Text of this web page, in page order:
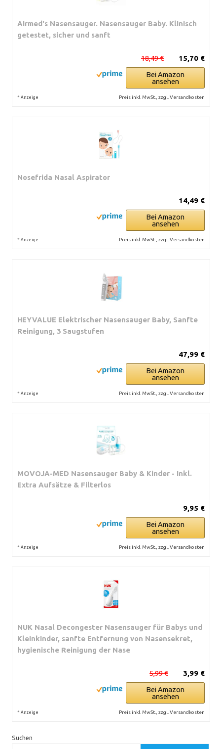
Airmed's Nasensauger. Nasensauger Baby. Klinisch
getestet, sicher und sanft
15,70 €
18,49 €
Bei Amazon
ansehen
* Anzeige Preis inkl. MwSt., zzgl. Versandkosten
Nosefrida Nasal Aspirator
14,49 €
Bei Amazon
ansehen
* Anzeige Preis inkl. MwSt., zzgl. Versandkosten
HEYVALUE Elektrischer Nasensauger Baby, Sanfte
Reinigung, 3 Saugstufen
47,99 €
Bei Amazon
ansehen
* Anzeige Preis inkl. MwSt., zzgl. Versandkosten
MOVOJA-MED Nasensauger Baby & Kinder - Inkl.
Extra Aufsätze & Filterlos
9,95 €
Bei Amazon
ansehen
* Anzeige Preis inkl. MwSt., zzgl. Versandkosten
NUK Nasal Decongester Nasensauger für Babys und
Kleinkinder, sanfte Entfernung von Nasensekret,
hygienische Reinigung der Nase
3,99 €
5,99 €
Bei Amazon
ansehen
* Anzeige Preis inkl. MwSt., zzgl. Versandkosten
Suchen